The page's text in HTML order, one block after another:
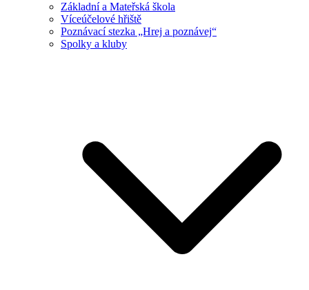
Základní a Mateřská škola
Víceúčelové hřiště
Poznávací stezka „Hrej a poznávej“
Spolky a kluby